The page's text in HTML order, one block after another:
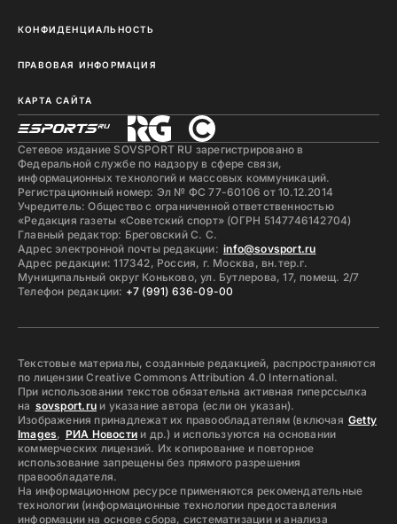
КОНФИДЕНЦИАЛЬНОСТЬ
ПРАВОВАЯ ИНФОРМАЦИЯ
КАРТА САЙТА
Сетевое издание SOVSPORT RU зарегистрировано в
Федеральной службе по надзору в сфере связи,
информационных технологий и массовых коммуникаций.
Регистрационный номер: Эл № ФС 77-60106 от 10.12.2014
Учредитель: Общество с ограниченной ответственностью
«Редакция газеты «Советский спорт» (ОГРН 5147746142704)
Главный редактор: Бреговский С. С.
Адрес электронной почты редакции: info@sovsport.ru
Адрес редакции: 117342, Россия, г. Москва, вн.тер.г.
Муниципальный округ Коньково, ул. Бутлерова, 17, помещ. 2/7
Телефон редакции: +7 (991) 636-09-00
Текстовые материалы, созданные редакцией, распространяются
по лицензии Creative Commons Attribution 4.0 International.
При использовании текстов обязательна активная гиперссылка
на sovsport.ruи указание автора (если он указан).
Изображения принадлежат их правообладателям (включая Getty
Images, РИА Новости и др.) и используются на основании
коммерческих лицензий. Их копирование и повторное
использование запрещены без прямого разрешения
правообладателя.
На информационном ресурсе применяются рекомендательные
технологии (информационные технологии предоставления
информации на основе сбора, систематизации и анализа